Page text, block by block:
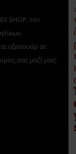
SHOP, τον
αξεσουάρ σε
σας μαζί μας!
ι